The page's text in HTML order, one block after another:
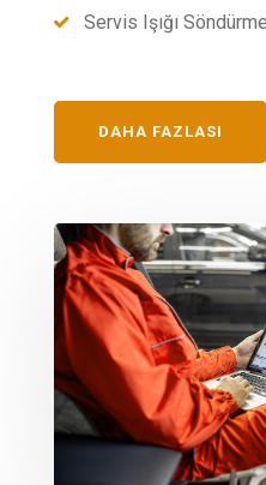
Servis Işığı
DAHA FAZLASI